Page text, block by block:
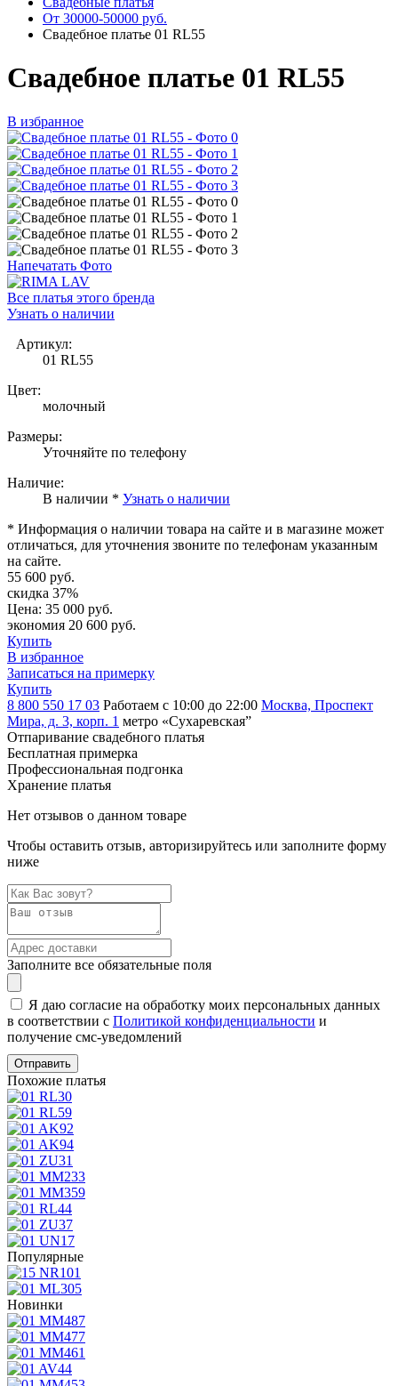
От 30000-50000 руб.
Свадебное платье 01 RL55
Свадебное платье 01 RL55
В избранное
Напечатать Фото
Все платья этого бренда
Узнать о наличии
Артикул:
01 RL55
Цвет:
молочный
Размеры:
Уточняйте по телефону
Наличие:
В наличии * Узнать о наличии
* Информация о наличии товара на сайте и в магазине может
отличаться, для уточнения звоните по телефонам указанным
на сайте.
55 600 руб.
скидка 37%
Цена: 35 000 руб.
экономия 20 600 руб.
Купить
В избранное
Записаться на примерку
Купить
8 800 550 17 03 Работаем с 10:00 до 22:00 Москва, Проспект
Мира, д. 3, корп. 1 метро «Сухаревская”
Отпаривание свадебного платья
Бесплатная примерка
Профессиональная подгонка
Хранение платья
Нет отзывов о данном товаре
Чтобы оставить отзыв, авторизируйтесь или заполните форму
ниже
Заполните все обязательные поля
Я даю согласие на обработку моих персональных данных
в соответствии с Политикой конфиденциальности и
получение смс-уведомлений
Похожие платья
Популярные
Новинки